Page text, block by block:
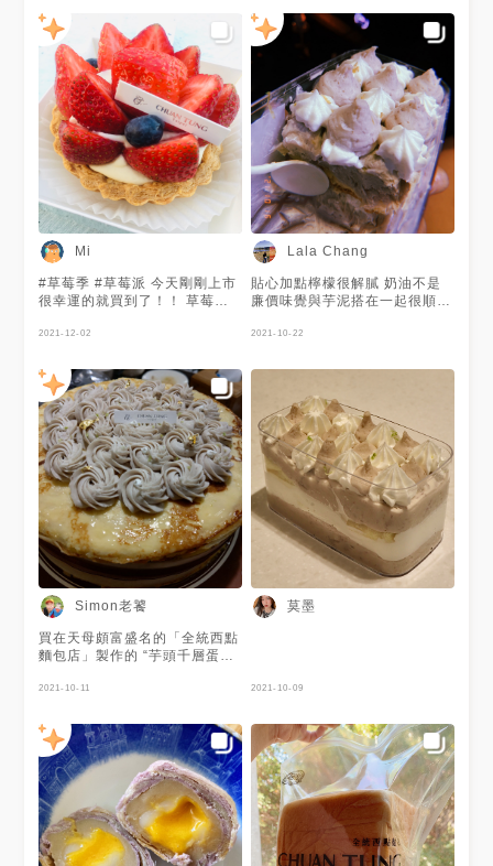
Mi
#草莓季 #草莓派 今天剛剛上市
很幸運的就買到了！！ 草莓🍓
卡士達濕潤不甜膩 裡面還有莓
是整體甜味來源 吃到中間感覺
有種驚喜 層次感很夠 很幸福 一
個人不知不覺就嗑掉一個了XD
2021-12-02
Lala Chang
貼心加點檸檬很解膩 奶油不是
廉價味覺與芋泥搭在一起很順
薦
2021-10-22
Simon老饕
買在天母頗富盛名的「全統西點
麵包店」製作的 “芋頭千層蛋
生。 #台北市 #德行西路 #全統
2021-10-11
莫墨
2021-10-09